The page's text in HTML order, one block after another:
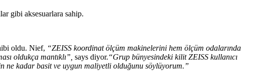
gibi aksesuarlara sahip.
oldu. Nief, “ZEISS koordinat ölçüm makinelerini hem ölçüm odalarında
oldukça mantıklı”, says diyor.“Grup bünyesindeki kilit ZEISS kullanıcı
ne kadar basit ve uygun maliyetli olduğunu söylüyorum.”